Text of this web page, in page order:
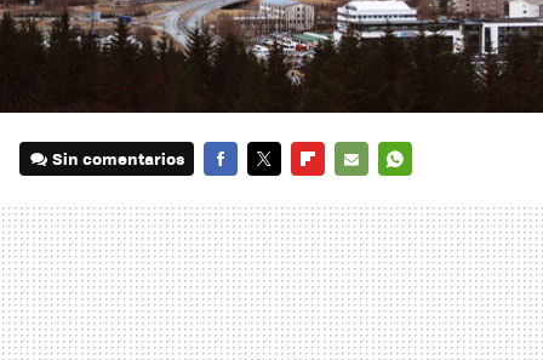
Sin comentarios
MAIL